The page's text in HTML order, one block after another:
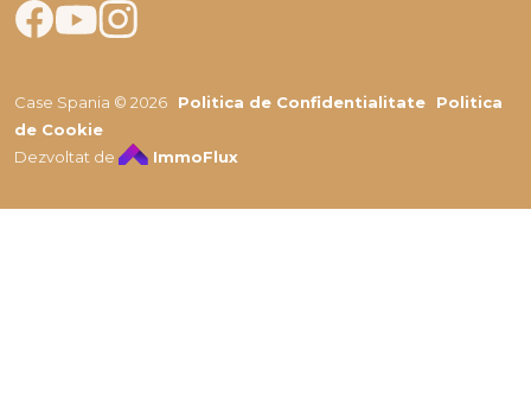
Case Spania © 2026 Politica de Confidentialitate
Politica
de Cookie
Dezvoltat de
ImmoFlux